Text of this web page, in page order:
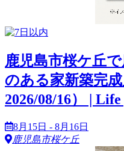
鹿児島市桜ケ丘
のある家新築完
2026/08/16） |
8月15日 - 8月16日
鹿児島市桜ケ丘